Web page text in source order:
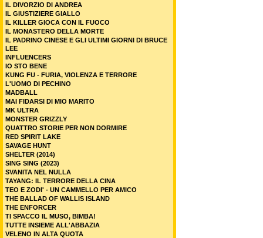
IL DIVORZIO DI ANDREA
IL GIUSTIZIERE GIALLO
IL KILLER GIOCA CON IL FUOCO
IL MONASTERO DELLA MORTE
IL PADRINO CINESE E GLI ULTIMI GIORNI DI BRUCE
LEE
INFLUENCERS
IO STO BENE
KUNG FU - FURIA, VIOLENZA E TERRORE
L'UOMO DI PECHINO
MADBALL
MAI FIDARSI DI MIO MARITO
MK ULTRA
MONSTER GRIZZLY
QUATTRO STORIE PER NON DORMIRE
RED SPIRIT LAKE
SAVAGE HUNT
SHELTER (2014)
SING SING (2023)
SVANITA NEL NULLA
TAYANG: IL TERRORE DELLA CINA
TEO E ZODI' - UN CAMMELLO PER AMICO
THE BALLAD OF WALLIS ISLAND
THE ENFORCER
TI SPACCO IL MUSO, BIMBA!
TUTTE INSIEME ALL'ABBAZIA
VELENO IN ALTA QUOTA